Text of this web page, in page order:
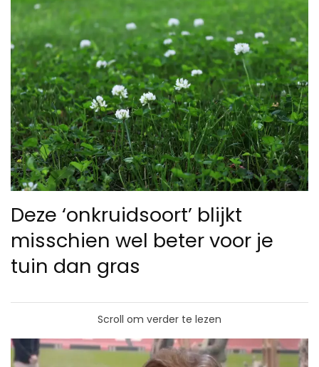
Deze ‘onkruidsoort’ blijkt
misschien wel beter voor je
tuin dan gras
Scroll om verder te lezen